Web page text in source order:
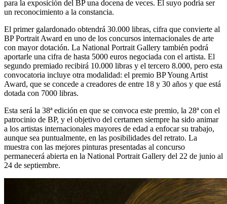
para la exposición del BP una docena de veces. El suyo podría ser
un reconocimiento a la constancia.
El primer galardonado obtendrá 30.000 libras, cifra que convierte al
BP Portrait Award en uno de los concursos internacionales de arte
con mayor dotación. La National Portrait Gallery también podrá
aportarle una cifra de hasta 5000 euros negociada con el artista. El
segundo premiado recibirá 10.000 libras y el tercero 8.000, pero esta
convocatoria incluye otra modalidad: el premio BP Young Artist
Award, que se concede a creadores de entre 18 y 30 años y que está
dotada con 7000 libras.
Esta será la 38ª edición en que se convoca este premio, la 28ª con el
patrocinio de BP, y el objetivo del certamen siempre ha sido animar
a los artistas internacionales mayores de edad a enfocar su trabajo,
aunque sea puntualmente, en las posibilidades del retrato. La
muestra con las mejores pinturas presentadas al concurso
permanecerá abierta en la National Portrait Gallery del 22 de junio al
24 de septiembre.